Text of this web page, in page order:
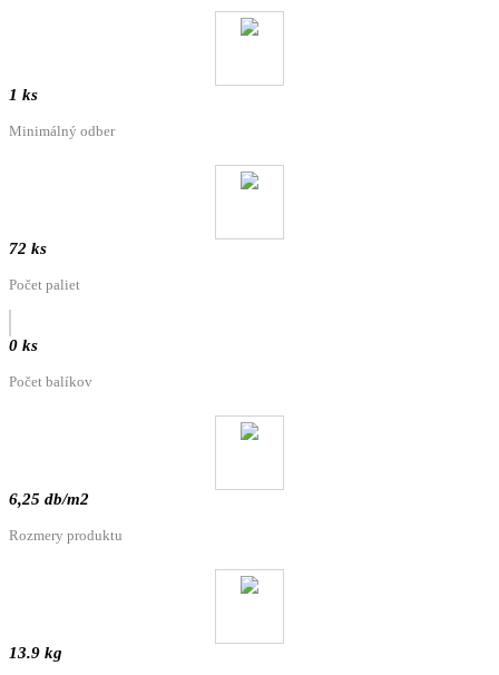
1 ks
Minimálný odber
72 ks
Počet paliet
0 ks
Počet balíkov
6,25 db/m2
Rozmery produktu
13.9 kg